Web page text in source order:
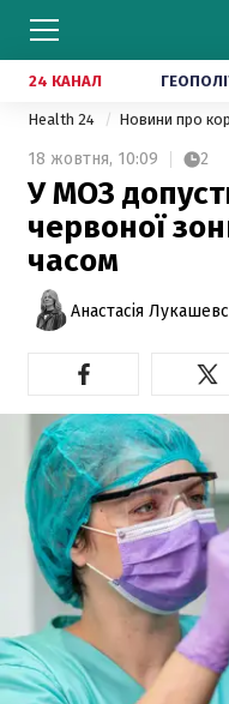
24 КАНАЛ
Health 24 Новини про
18 жовтня, 10:09 2
У МОЗ
червоної
часом
Анастасія